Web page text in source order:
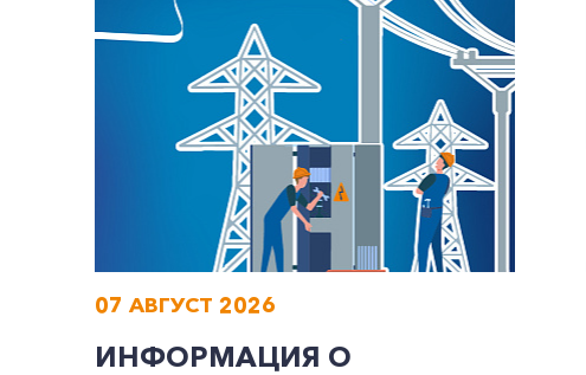
07 АВГУСТ 2026
ИНФОРМАЦИЯ О